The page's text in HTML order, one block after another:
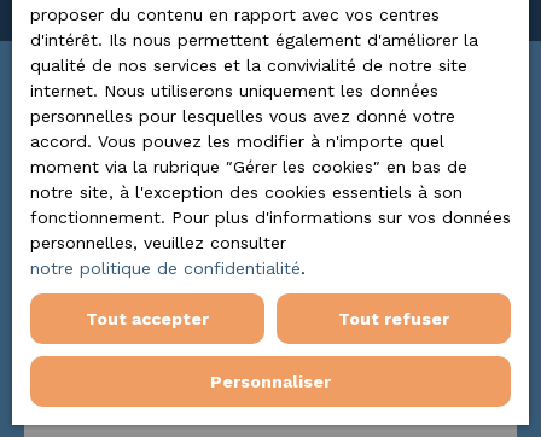
Pertinence
Trier par
ALERTE MAIL
proposer du contenu en rapport avec vos centres
d'intérêt. Ils nous permettent également d'améliorer la
qualité de nos services et la convivialité de notre site
internet. Nous utiliserons uniquement les données
personnelles pour lesquelles vous avez donné votre
accord. Vous pouvez les modifier à n'importe quel
moment via la rubrique ″Gérer les cookies″ en bas de
notre site, à l'exception des cookies essentiels à son
fonctionnement. Pour plus d'informations sur vos données
personnelles, veuillez consulter
notre politique de confidentialité.
Tout accepter Tout refuser
Personnaliser